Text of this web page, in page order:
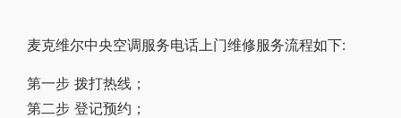
麦克维尔中央空调服务电话上门维修服务流程如下:
第一步 拨打热线；
第二步 登记预约；